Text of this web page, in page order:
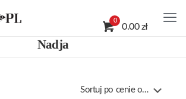
0
0.00 zł
Nadja